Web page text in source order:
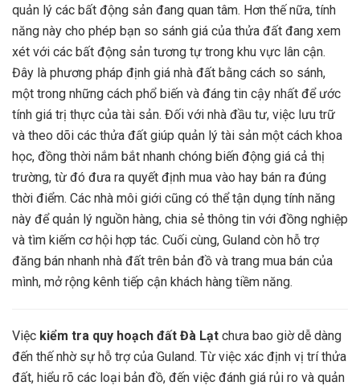
quản lý các bất động sản đang quan tâm. Hơn thế nữa, tính
năng này cho phép bạn so sánh giá của thửa đất đang xem
xét với các bất động sản tương tự trong khu vực lân cận.
Đây là phương pháp định giá nhà đất bằng cách so sánh,
một trong những cách phổ biến và đáng tin cậy nhất để ước
tính giá trị thực của tài sản. Đối với nhà đầu tư, việc lưu trữ
và theo dõi các thửa đất giúp quản lý tài sản một cách khoa
học, đồng thời nắm bắt nhanh chóng biến động giá cả thị
trường, từ đó đưa ra quyết định mua vào hay bán ra đúng
thời điểm. Các nhà môi giới cũng có thể tận dụng tính năng
này để quản lý nguồn hàng, chia sẻ thông tin với đồng nghiệp
và tìm kiếm cơ hội hợp tác. Cuối cùng, Guland còn hỗ trợ
đăng bán nhanh nhà đất trên bản đồ và trang mua bán của
mình, mở rộng kênh tiếp cận khách hàng tiềm năng.
Việc kiểm tra quy hoạch đất Đà Lạt chưa bao giờ dễ dàng
đến thế nhờ sự hỗ trợ của Guland. Từ việc xác định vị trí thửa
đất, hiểu rõ các loại bản đồ, đến việc đánh giá rủi ro và quản